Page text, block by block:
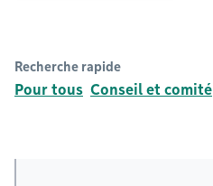
Recherche rapide
Pour tous Conseil et comité